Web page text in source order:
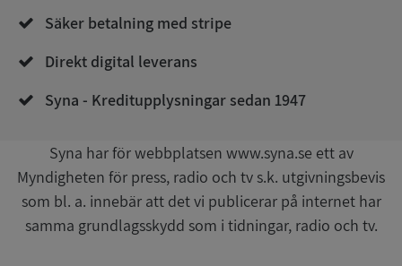
Säker betalning med stripe
Direkt digital leverans
Syna - Kreditupplysningar sedan 1947
Syna har för webbplatsen www.syna.se ett av
Myndigheten för press, radio och tv s.k. utgivningsbevis
som bl. a. innebär att det vi publicerar på internet har
samma grundlagsskydd som i tidningar, radio och tv.
VISITOR_PRIVACY_METADATA
YouTube
.youtube.com
5 månader
4 veckor
Google
Privacy Policy